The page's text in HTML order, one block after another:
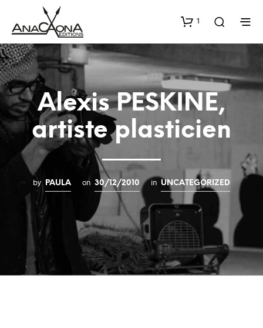
1
Alexis PESKINE,
artiste plasticien
by PAULA on 30/12/2010 in UNCATEGORIZED